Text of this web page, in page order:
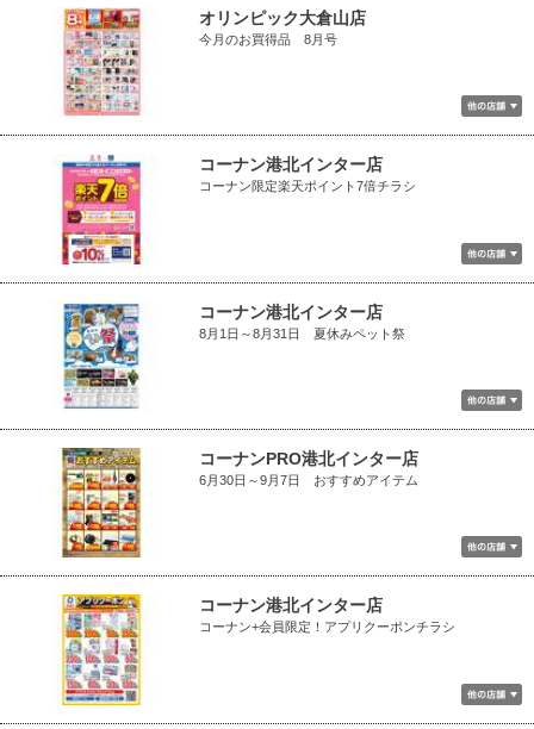
オリンピック大倉山店
今月のお買得品 8月号
コーナン港北インター店
コーナン限定楽天ポイント7倍チラシ
コーナン港北インター店
8月1日～8月31日 夏休みペット祭
コーナンPRO港北インター店
6月30日～9月7日 おすすめアイテム
コーナン港北インター店
コーナン+会員限定！アプリクーポンチラシ